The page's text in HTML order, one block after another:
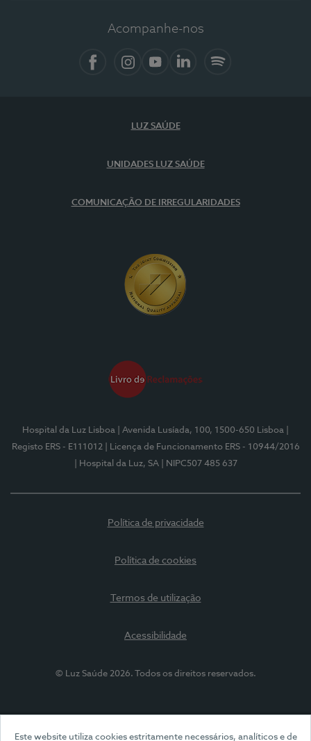
Este website utiliza cookies estritamente necessários, analíticos e de
Acompanhe-nos
LUZ SAÚDE
UNIDADES LUZ SAÚDE
COMUNICAÇÃO DE IRREGULARIDADES
Hospital da Luz Lisboa | Avenida Lusíada, 100, 1500-650 Lisboa
Registo ERS - E111012
| Licença de Funcionamento ERS - 10944/2016
| Hospital da Luz, SA
| NIPC507 485 637
Política de privacidade
Política de cookies
Termos de utilização
Acessibilidade
© Luz Saúde 2026. Todos os direitos reservados.